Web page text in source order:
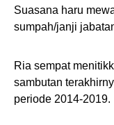
Suasana haru
sumpah/janji
Ria sempat
sambutan
periode 2014-2019.